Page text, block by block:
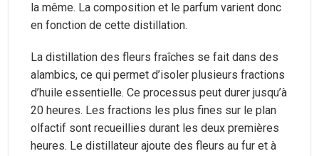
la même. La composition et le parfum varient donc
en fonction de cette distillation.
La distillation des fleurs fraîches se fait dans des
alambics, ce qui permet d’isoler plusieurs fractions
d’huile essentielle. Ce processus peut durer jusqu’à
20 heures. Les fractions les plus fines sur le plan
olfactif sont recueillies durant les deux premières
heures. Le distillateur ajoute des fleurs au fur et à